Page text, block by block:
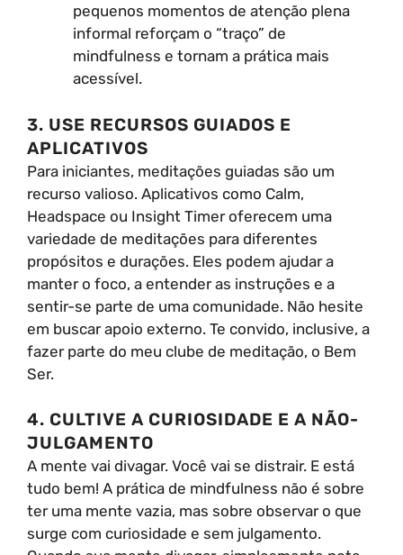
pequenos momentos de atenção plena
informal reforçam o “traço” de
mindfulness e tornam a prática mais
acessível.
3. USE RECURSOS GUIADOS E
APLICATIVOS
Para iniciantes, meditações guiadas são um
recurso valioso. Aplicativos como Calm,
Headspace ou Insight Timer oferecem uma
variedade de meditações para diferentes
propósitos e durações. Eles podem ajudar a
manter o foco, a entender as instruções e a
sentir-se parte de uma comunidade. Não hesite
em buscar apoio externo. Te convido, inclusive, a
fazer parte do meu clube de meditação, o Bem
Ser.
4. CULTIVE A CURIOSIDADE E A NÃO-
JULGAMENTO
A mente vai divagar. Você vai se distrair. E está
tudo bem! A prática de mindfulness não é sobre
ter uma mente vazia, mas sobre observar o que
surge com curiosidade e sem julgamento.